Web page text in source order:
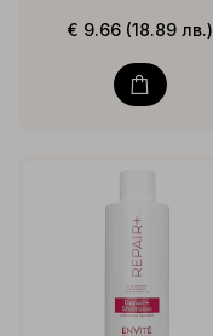
€ 9.66 (18.89 лв.)